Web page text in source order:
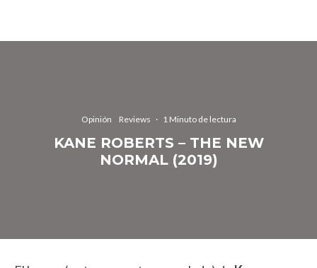
Opinión Reviews · 1 Minuto de lectura
KANE ROBERTS – THE NEW
NORMAL (2019)